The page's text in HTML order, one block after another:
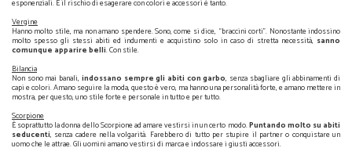
esponenziali. E il rischio di esagerare con colori e accessori è tanto.
Vergine
Hanno molto stile, ma non amano spendere. Sono, come si dice, “braccini corti”. Nonostante indossino
molto spesso gli stessi abiti ed indumenti e acquistino solo in caso di stretta necessità, sanno
comunque apparire belli. Con stile.
Bilancia
Non sono mai banali, indossano sempre gli abiti con garbo, senza sbagliare gli abbinamenti di
capi e colori. Amano seguire la moda, questo è vero, ma hanno una personalità forte, e amano mettere in
mostra, per questo, uno stile forte e personale in tutto e per tutto.
Scorpione
È soprattutto la donna dello Scorpione ad amare vestirsi in un certo modo.Puntando molto su abiti
seducenti, senza cadere nella volgarità. Farebbero di tutto per stupire il partner o conquistare un
uomo che le attrae. Gli uomini amano vestirsi di marca e indossare i giusti accessori.